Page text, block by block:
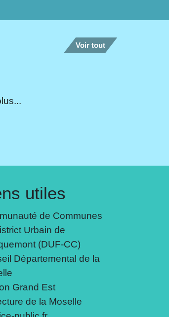
Voir tout
utiles
de Communes
Urbain de
(DUF-CC)
Départemental de la
Grand Est
de la Moselle